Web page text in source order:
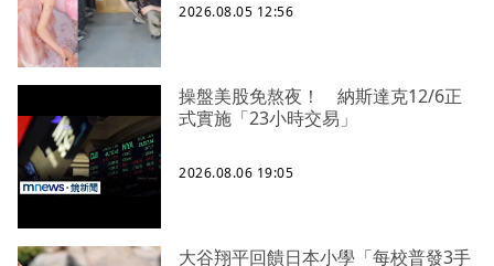
2026.08.05 12:56
操盤美股免熬夜！ 納斯達克12/6正
式實施「23小時交易」
2026.08.06 19:05
大谷翔平回饋日本小學「每校普發3手